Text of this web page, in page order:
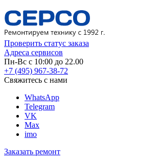
Проверить статус заказа
Адреса сервисов
Пн-Вс с 10:00 до 22.00
+7 (495) 967-38-72
Свяжитесь с нами
WhatsApp
Telegram
VK
Max
imo
Заказать ремонт